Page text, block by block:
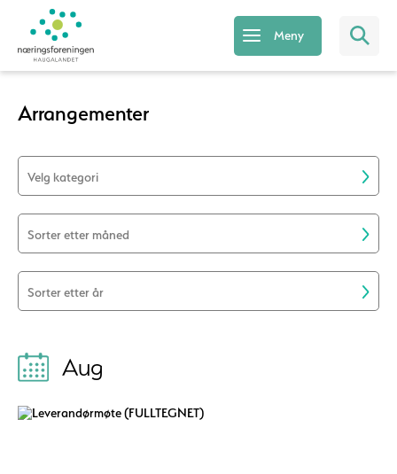
Meny
Arrangementer
Velg kategori
Sorter etter måned
Sorter etter år
Aug